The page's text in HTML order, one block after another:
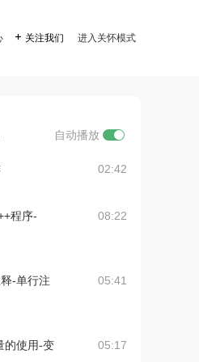
 关注我们 进入关怀模式
自动播放
02:42
程序-
08:22
-单行注
05:41
的使用-变
05:17